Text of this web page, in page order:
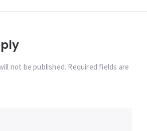
not be published. Required fields are